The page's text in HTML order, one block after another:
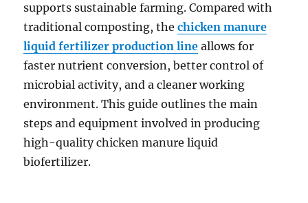
supports sustainable farming. Compared with
traditional composting, thechicken manure
liquid fertilizer production line allows for
faster nutrient conversion, better control of
microbial activity, and a cleaner working
environment. This guide outlines the main
steps and equipment involved in producing
high-quality chicken manure liquid
biofertilizer.